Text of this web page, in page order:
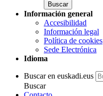
Información general
Accesibilidad
Información legal
Política de cookies
Sede Electrónica
Idioma
Buscar en euskadi.eus
Buscar